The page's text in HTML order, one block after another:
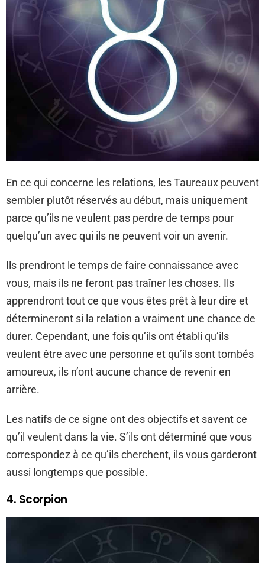
En ce qui concerne les relations, les Taureaux peuvent
sembler plutôt réservés au début, mais uniquement
parce qu’ils ne veulent pas perdre de temps pour
quelqu’un avec qui ils ne peuvent voir un avenir.
Ils prendront le temps de faire connaissance avec
vous, mais ils ne feront pas traîner les choses. Ils
apprendront tout ce que vous êtes prêt à leur dire et
détermineront si la relation a vraiment une chance de
durer. Cependant, une fois qu’ils ont établi qu’ils
veulent être avec une personne et qu’ils sont tombés
amoureux, ils n’ont aucune chance de revenir en
arrière.
Les natifs de ce signe ont des objectifs et savent ce
qu’il veulent dans la vie. S’ils ont déterminé que vous
correspondez à ce qu’ils cherchent, ils vous garderont
aussi longtemps que possible.
4. Scorpion